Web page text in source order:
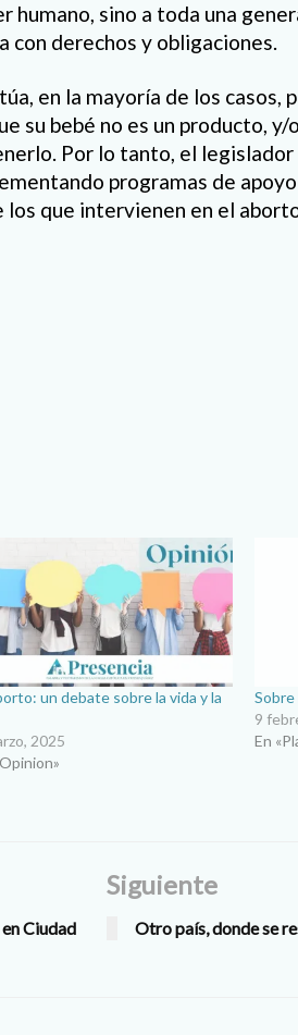
humano, sino a toda una
con derechos y obligaciones.
en la mayoría de los casos,
su bebé no es un producto,
Por lo tanto, el
programas de
los que intervienen en el
un debate sobre la vida y la
2025
Sobre
9
En
Ciudad
Siguiente
Otro país, donde se